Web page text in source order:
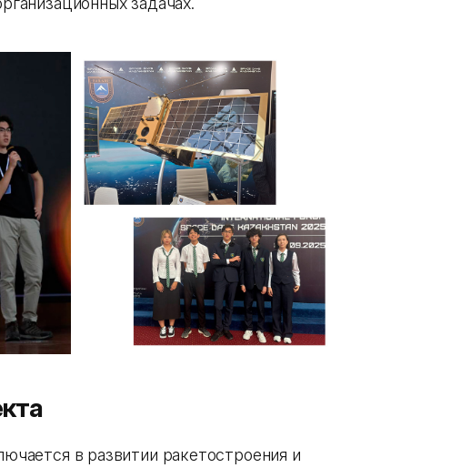
в развитии ракетостроения и